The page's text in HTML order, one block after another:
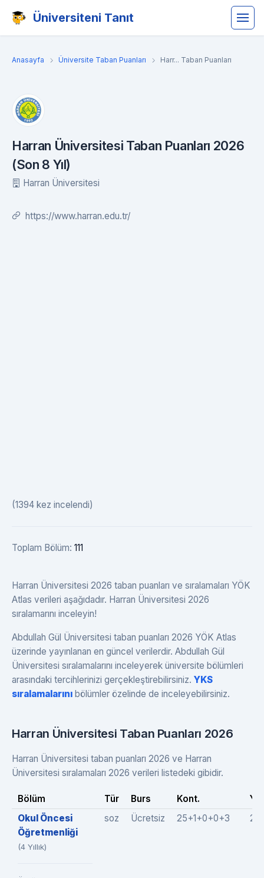
Üniversiteni Tanıt
Anasayfa Üniversite Taban Puanları Harr... Taban Puanları
Harran Üniversitesi Taban Puanları 2026
(Son 8 Yıl)
Harran Üniversitesi
https://www.harran.edu.tr/
(1394 kez incelendi)
Toplam Bölüm: 111
Harran Üniversitesi 2026 taban puanları ve sıralamaları YÖK
Atlas verileri aşağıdadır. Harran Üniversitesi 2026
sıralamarını inceleyin!
Abdullah Gül Üniversitesi taban puanları 2026 YÖK Atlas
üzerinde yayınlanan en güncel verilerdir. Abdullah Gül
Üniversitesi sıralamalarını inceleyerek üniversite bölümleri
arasındaki tercihlerinizi gerçekleştirebilirsiniz. YKS
sıralamalarını bölümler özelinde de inceleyebilirsiniz.
Harran Üniversitesi Taban Puanları 2026
Harran Üniversitesi taban puanları 2026 ve Harran
Üniversitesi sıralamaları 2026 verileri listedeki gibidir.
Bölüm Tür Burs Kont.
Okul Öncesi
Öğretmenliği
(4 Yıllık)
soz Ücretsiz 25+1+0+0+3